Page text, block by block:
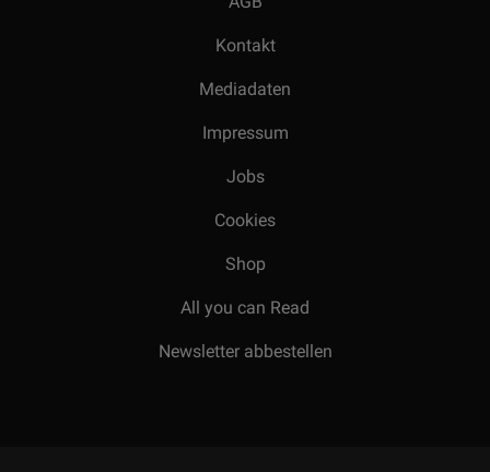
Kontakt
Mediadaten
Impressum
Jobs
Cookies
Shop
All you can Read
Newsletter abbestellen